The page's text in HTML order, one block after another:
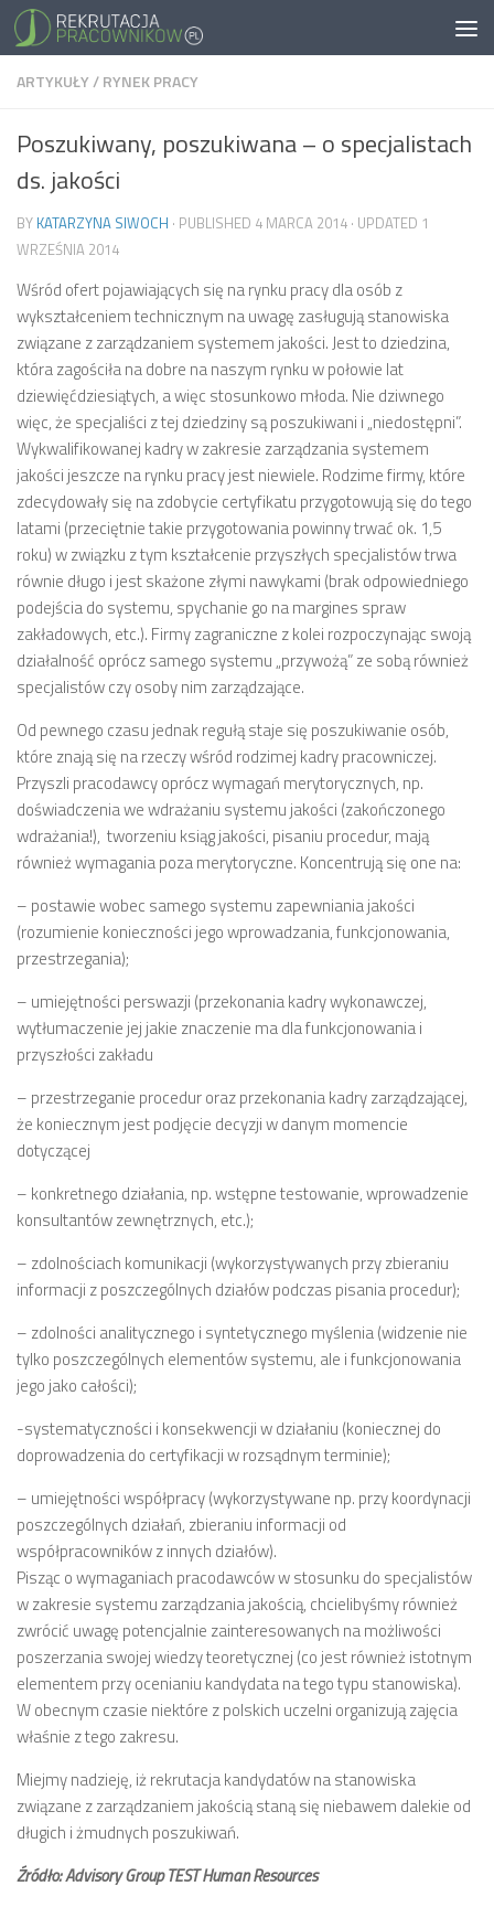
ARTYKUŁY/RYNEK PRACY
Poszukiwany, poszukiwana – o specjalistach
ds. jakości
BY KATARZYNA SIWOCH · PUBLISHED 4 MARCA 2014 · UPDATED 1
WRZEŚNIA 2014
Wśród ofert pojawiających się na rynku pracy dla osób z
wykształceniem technicznym na uwagę zasługują stanowiska
związane z zarządzaniem systemem jakości. Jest to dziedzina,
która zagościła na dobre na naszym rynku w połowie lat
dziewięćdziesiątych, a więc stosunkowo młoda. Nie dziwnego
więc, że specjaliści z tej dziedziny są poszukiwani i „niedostępni”.
Wykwalifikowanej kadry w zakresie zarządzania systemem
jakości jeszcze na rynku pracy jest niewiele. Rodzime firmy, które
zdecydowały się na zdobycie certyfikatu przygotowują się do tego
latami (przeciętnie takie przygotowania powinny trwać ok. 1,5
roku) w związku z tym kształcenie przyszłych specjalistów trwa
równie długo i jest skażone złymi nawykami (brak odpowiedniego
podejścia do systemu, spychanie go na margines spraw
zakładowych, etc.). Firmy zagraniczne z kolei rozpoczynając swoją
działalność oprócz samego systemu „przywożą” ze sobą również
specjalistów czy osoby nim zarządzające.
Od pewnego czasu jednak regułą staje się poszukiwanie osób,
które znają się na rzeczy wśród rodzimej kadry pracowniczej.
Przyszli pracodawcy oprócz wymagań merytorycznych, np.
doświadczenia we wdrażaniu systemu jakości (zakończonego
wdrażania!), tworzeniu ksiąg jakości, pisaniu procedur, mają
również wymagania poza merytoryczne. Koncentrują się one na:
– postawie wobec samego systemu zapewniania jakości
(rozumienie konieczności jego wprowadzania, funkcjonowania,
przestrzegania);
– umiejętności perswazji (przekonania kadry wykonawczej,
wytłumaczenie jej jakie znaczenie ma dla funkcjonowania i
przyszłości zakładu
– przestrzeganie procedur oraz przekonania kadry zarządzającej,
że koniecznym jest podjęcie decyzji w danym momencie
dotyczącej
– konkretnego działania, np. wstępne testowanie, wprowadzenie
konsultantów zewnętrznych, etc.);
– zdolnościach komunikacji (wykorzystywanych przy zbieraniu
informacji z poszczególnych działów podczas pisania procedur);
– zdolności analitycznego i syntetycznego myślenia (widzenie nie
tylko poszczególnych elementów systemu, ale i funkcjonowania
jego jako całości);
-systematyczności i konsekwencji w działaniu (koniecznej do
doprowadzenia do certyfikacji w rozsądnym terminie);
– umiejętności współpracy (wykorzystywane np. przy koordynacji
poszczególnych działań, zbieraniu informacji od
współpracowników z innych działów).
Pisząc o wymaganiach pracodawców w stosunku do specjalistów
w zakresie systemu zarządzania jakością, chcielibyśmy również
zwrócić uwagę potencjalnie zainteresowanych na możliwości
poszerzania swojej wiedzy teoretycznej (co jest również istotnym
elementem przy ocenianiu kandydata na tego typu stanowiska).
W obecnym czasie niektóre z polskich uczelni organizują zajęcia
właśnie z tego zakresu.
Miejmy nadzieję, iż rekrutacja kandydatów na stanowiska
związane z zarządzaniem jakością staną się niebawem dalekie od
długich i żmudnych poszukiwań.
Źródło: Advisory Group TEST Human Resources